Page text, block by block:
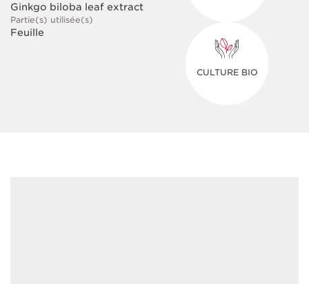
Ginkgo biloba leaf extract
Partie(s) utilisée(s)
Feuille
CULTURE BIO